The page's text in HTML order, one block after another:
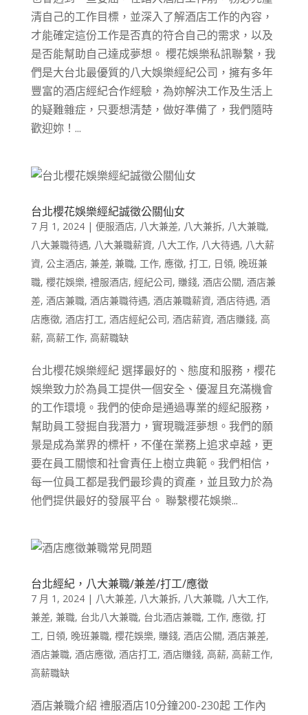
清自己的工作目標，並深入了解酒店工作的內容，
才能確定這份工作是否真的符合自己的需求，以及
是否能幫助自己達成夢想。 櫻花娛樂私訊聯繫，我
們是大台北最優質的八大娛樂經紀公司，擁有多年
豐富的酒店經紀合作經驗，為妳解決工作及生活上
的疑難雜症，只要想清楚，做好準備了，我們隨時
歡迎妳！...
台北櫻花娛樂經紀誠徵公關仙女
7 月 1, 2024| 便服酒店, 八大兼差, 八大兼拆, 八大兼職,
八大兼職待遇, 八大兼職薪資, 八大工作, 八大待遇, 八大薪
資, 公主酒店, 兼差, 兼職, 工作, 應徵, 打工, 日領, 晚班兼
職, 櫻花娛樂, 禮服酒店, 經紀公司, 賺錢, 酒店公關, 酒店兼
差, 酒店兼職, 酒店兼職待遇, 酒店兼職薪資, 酒店待遇, 酒
店應徵, 酒店打工, 酒店經紀公司, 酒店薪資, 酒店賺錢, 高
薪, 高薪工作, 高薪職缺
台北櫻花娛樂經紀 選擇最好的、態度和服務，櫻花
娛樂致力於為員工提供一個安全、優渥且充滿機會
的工作環境。我們的使命是通過專業的經紀服務，
幫助員工發掘自我潛力，實現職涯夢想。我們的願
景是成為業界的標杆，不僅在業務上追求卓越，更
要在員工關懷和社會責任上樹立典範。我們相信，
每一位員工都是我們最珍貴的資產，並且致力於為
他們提供最好的發展平台。 聯繫櫻花娛樂...
台北經紀，八大兼職/兼差/打工/應徵
7 月 1, 2024| 八大兼差, 八大兼拆, 八大兼職, 八大工作,
兼差, 兼職, 台北八大兼職, 台北酒店兼職, 工作, 應徵, 打
工, 日領, 晚班兼職, 櫻花娛樂, 賺錢, 酒店公關, 酒店兼差,
酒店兼職, 酒店應徵, 酒店打工, 酒店賺錢, 高薪, 高薪工作,
高薪職缺
酒店兼職介紹 禮服酒店10分鐘200-230起 工作內